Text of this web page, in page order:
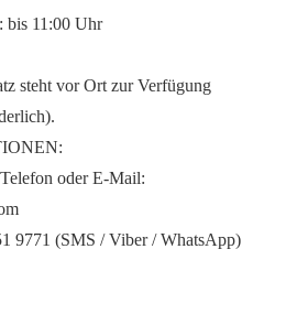
bis 11:00 Uhr
steht vor Ort zur Verfügung
oder E-Mail:
9771 (SMS / Viber / WhatsApp)